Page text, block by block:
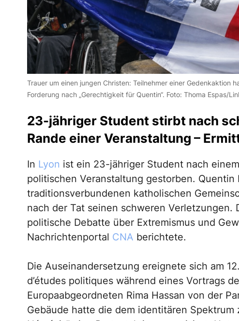
Trauer um einen jungen Christen: Teilnehmer einer Gedenkaktion
Forderung nach „Gerechtigkeit für Quentin“. Foto: Thoma Espas/
23-jähriger Student stirbt nach
Rande einer Veranstaltung –
In Lyon ist ein 23-jähriger Student nach
politischen Veranstaltung gestorben.
traditionsverbundenen katholischen
nach der Tat seinen schweren Verletzungen.
politische Debatte über Extremismus und
Nachrichtenportal CNA berichtete.
Die Auseinandersetzung ereignete sich am
d’études politiques während eines Vortrags
Europaabgeordneten Rima Hassan von der
Gebäude hatte die dem identitären